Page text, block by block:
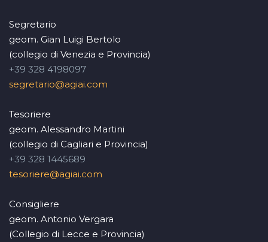
Segretario
geom. Gian Luigi Bertolo
(collegio di Venezia e Provincia)
+39 328 4198097
segretario@agiai.com
Tesoriere
geom. Alessandro Martini
(collegio di Cagliari e Provincia)
+39 328 1445689
tesoriere@agiai.com
Consigliere
geom. Antonio Vergara
(Collegio di Lecce e Provincia)